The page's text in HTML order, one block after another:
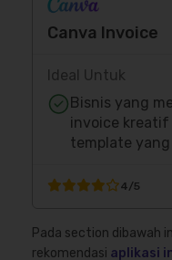
Canva Invoice
Ideal Untuk
Bisnis yang
invoice kreatif
template yang
4/5
Pada section dibawah
rekomendasi aplikasi